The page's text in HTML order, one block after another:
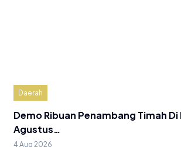
Daerah
Demo Ribuan Penambang Timah
Agustus…
4 Aug 2026